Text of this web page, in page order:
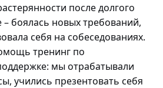
после долгого
боялась новых требований,
себя на собеседованиях.
тренинг по
мы отрабатывали
учились презентовать себя